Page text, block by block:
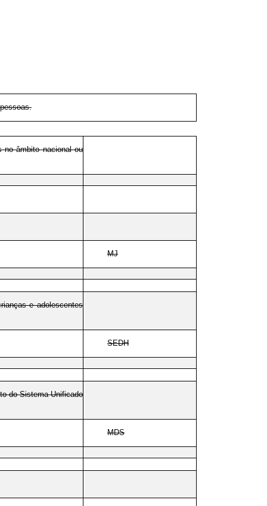
no âmbito nacional ou
MJ
e adolescentes
SEDH
do Sistema Unificado
MDS